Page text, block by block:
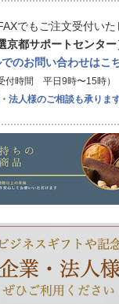
でもご注文受付いた
京都サポートセンター
でのお問い合わせはこ
付時間 平日9時〜15時）
法人様のご相談も承りま